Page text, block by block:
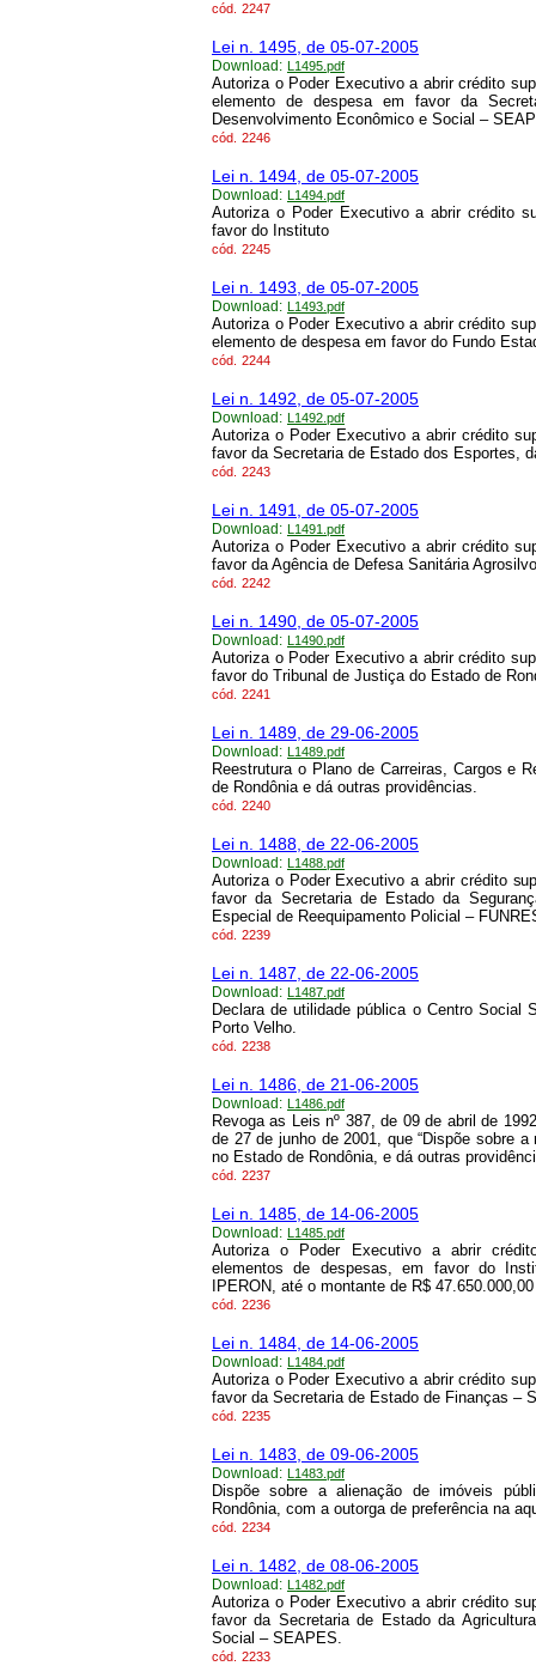
cód. 2247
Lei n. 1495, de 05-07-2005
Download: L1495.pdf
Autoriza o Poder Executivo a abrir crédito
elemento de despesa em favor da
Desenvolvimento Econômico e Social –
cód. 2246
Lei n. 1494, de 05-07-2005
Download: L1494.pdf
Autoriza o Poder Executivo a abrir crédito
favor do Instituto
cód. 2245
Lei n. 1493, de 05-07-2005
Download: L1493.pdf
Autoriza o Poder Executivo a abrir crédito
elemento de despesa em favor do Fundo
cód. 2244
Lei n. 1492, de 05-07-2005
Download: L1492.pdf
Autoriza o Poder Executivo a abrir crédito
favor da Secretaria de Estado dos Esportes,
cód. 2243
Lei n. 1491, de 05-07-2005
Download: L1491.pdf
Autoriza o Poder Executivo a abrir crédito
favor da Agência de Defesa Sanitária
cód. 2242
Lei n. 1490, de 05-07-2005
Download: L1490.pdf
Autoriza o Poder Executivo a abrir crédito
favor do Tribunal de Justiça do Estado de
cód. 2241
Lei n. 1489, de 29-06-2005
Download: L1489.pdf
Reestrutura o Plano de Carreiras, Cargos e
de Rondônia e dá outras providências.
cód. 2240
Lei n. 1488, de 22-06-2005
Download: L1488.pdf
Autoriza o Poder Executivo a abrir crédito
favor da Secretaria de Estado da
Especial de Reequipamento Policial –
cód. 2239
Lei n. 1487, de 22-06-2005
Download: L1487.pdf
Declara de utilidade pública o Centro
Porto Velho.
cód. 2238
Lei n. 1486, de 21-06-2005
Download: L1486.pdf
Revoga as Leis nº 387, de 09 de abril de
de 27 de junho de 2001, que “Dispõe sobre
no Estado de Rondônia, e dá outras
cód. 2237
Lei n. 1485, de 14-06-2005
Download: L1485.pdf
Autoriza o Poder Executivo a abrir
elementos de despesas, em favor do
IPERON, até o montante de R$
cód. 2236
Lei n. 1484, de 14-06-2005
Download: L1484.pdf
Autoriza o Poder Executivo a abrir crédito
favor da Secretaria de Estado de Finanças –
cód. 2235
Lei n. 1483, de 09-06-2005
Download: L1483.pdf
Dispõe sobre a alienação de imóveis
Rondônia, com a outorga de preferência na
cód. 2234
Lei n. 1482, de 08-06-2005
Download: L1482.pdf
Autoriza o Poder Executivo a abrir crédito
favor da Secretaria de Estado da
Social – SEAPES.
cód. 2233